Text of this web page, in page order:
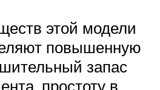
этой модели
повышенную
запас
простоту в